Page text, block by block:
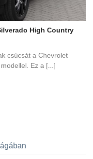
High Country
csúcsát a Chevrolet
Ez a [...]